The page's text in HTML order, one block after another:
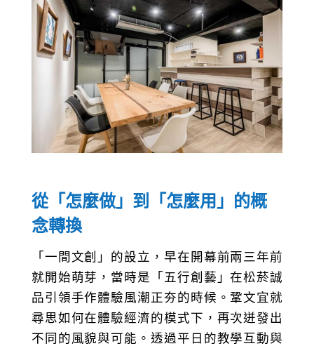
從「怎麼做」到「怎麼用」的概
念轉換
「一間文創」的設立，早在開幕前兩三年前
就開始萌芽，當時是「五行創藝」在松菸誠
品引領手作體驗風潮正夯的時候。鞏文宜就
尋思如何在體驗經濟的模式下，再次迸發出
不同的風貌與可能。透過平日的教學互動與